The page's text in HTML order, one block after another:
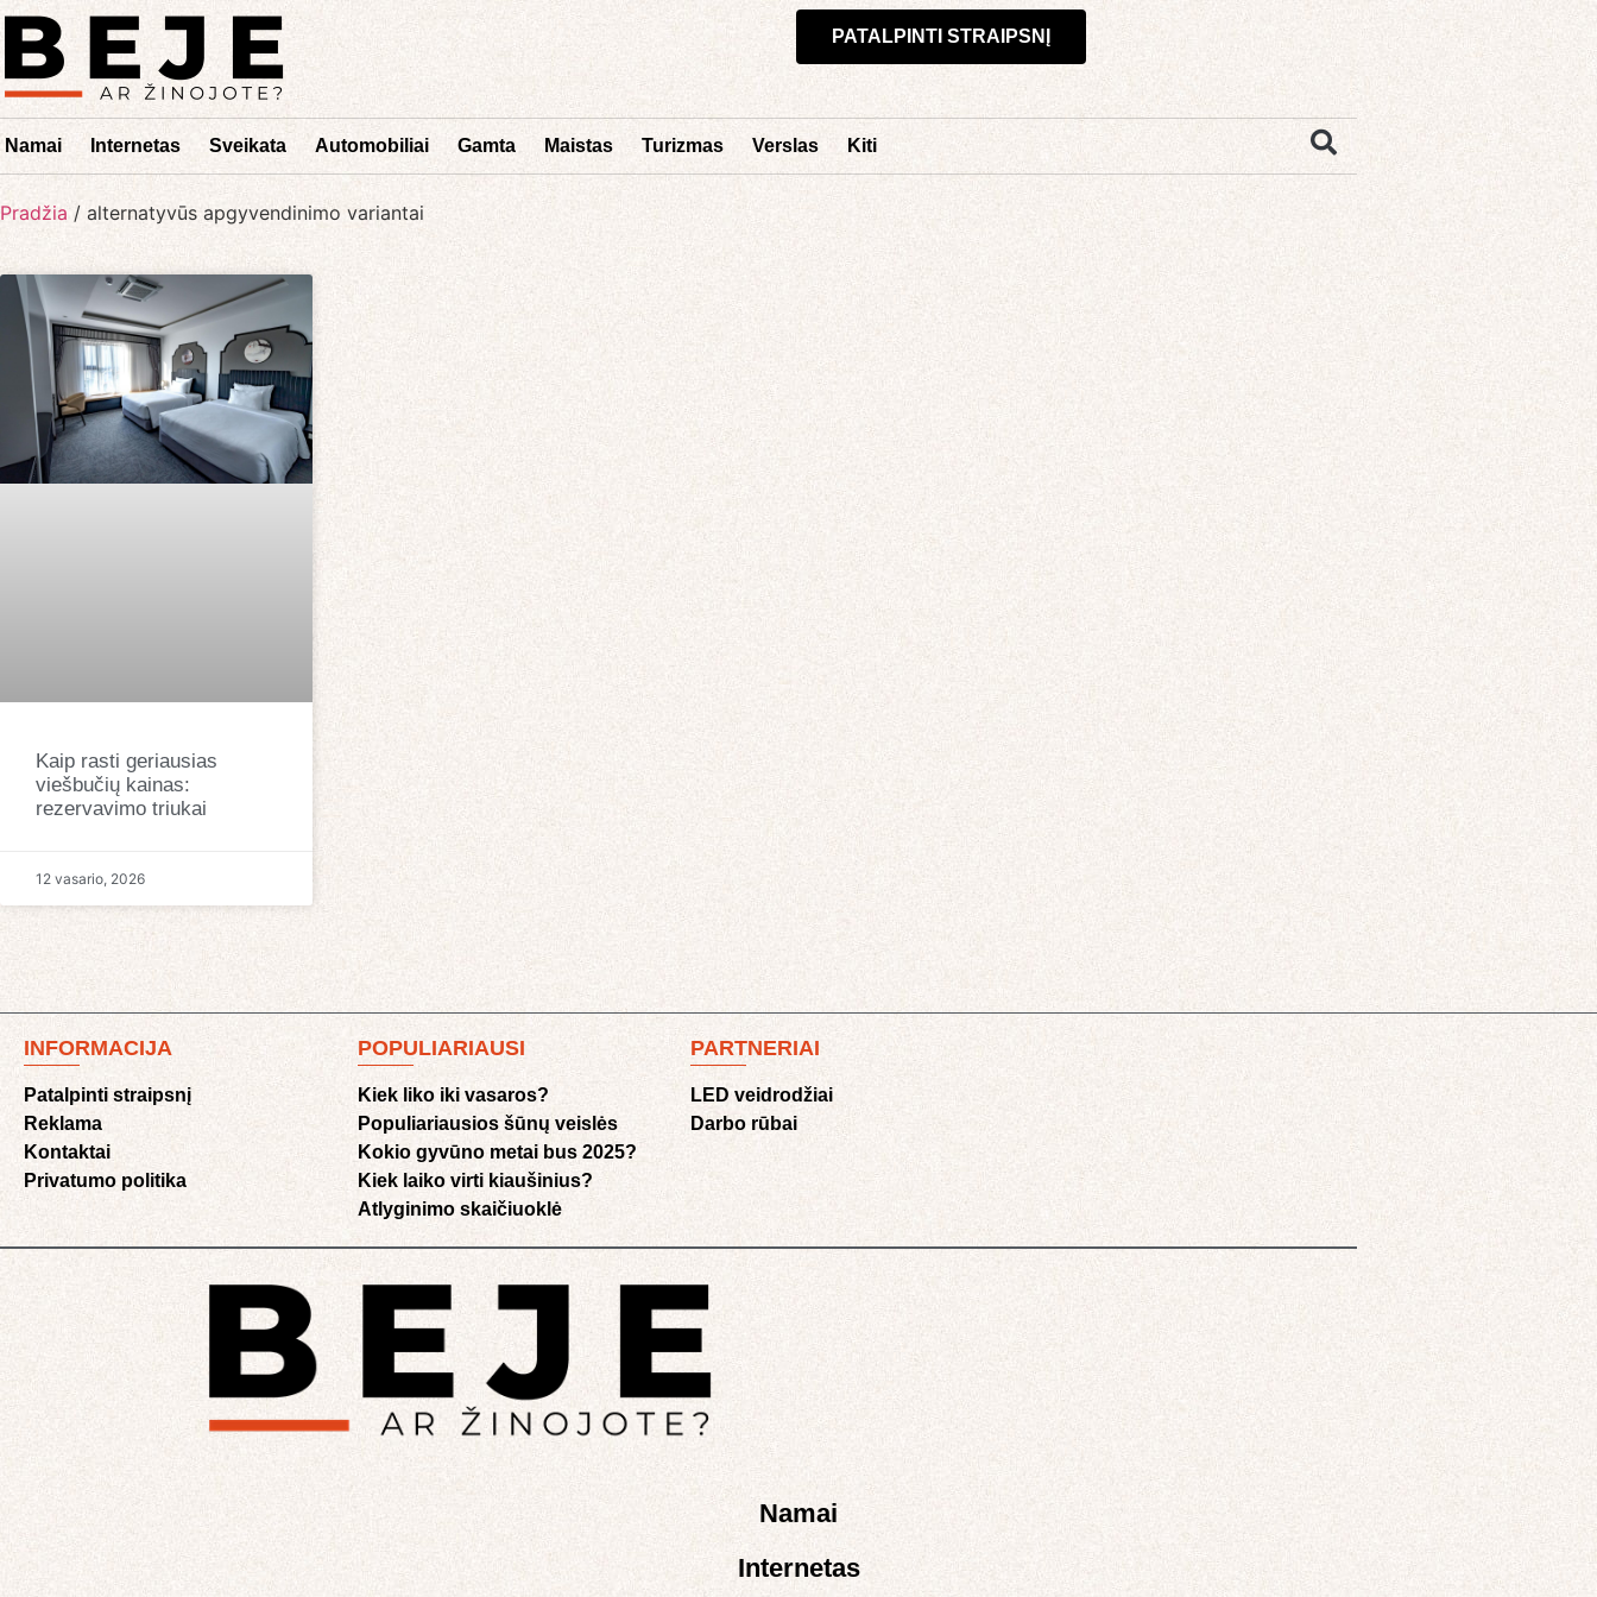
PATALPINTI STRAIPSNĮ
Namai Internetas Sveikata Automobiliai Gamta Maistas Turizmas Verslas Kiti
Pradžia / alternatyvūs apgyvendinimo variantai
Kaip rasti geriausias
viešbučių kainas:
rezervavimo triukai
12 vasario, 2026
INFORMACIJA
Patalpinti straipsnį
Reklama
Kontaktai
Privatumo politika
POPULIARIAUSI
Kiek liko iki vasaros?
Populiariausios šūnų veislės
Kokio gyvūno metai bus 2025?
Kiek laiko virti kiaušinius?
Atlyginimo skaičiuoklė​
PARTNERIAI
LED veidrodžiai
Darbo rūbai
Namai
Internetas